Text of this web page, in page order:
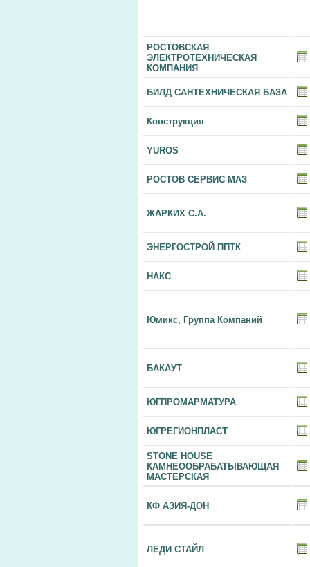
РОСТОВСКАЯ
ЭЛЕКТРОТЕХНИЧЕСКАЯ
КОМПАНИЯ
БИЛД САНТЕХНИЧЕСКАЯ БАЗА
Конструкция
YUROS
РОСТОВ СЕРВИС МАЗ
ЖАРКИХ С.А.
ЭНЕРГОСТРОЙ ППТК
НАКС
Юмикс, Группа Компаний
БАКАУТ
ЮГПРОМАРМАТУРА
ЮГРЕГИОНПЛАСТ
STONE HOUSE
КАМНЕООБРАБАТЫВАЮЩАЯ
МАСТЕРСКАЯ
КФ АЗИЯ-ДОН
ЛЕДИ СТАЙЛ